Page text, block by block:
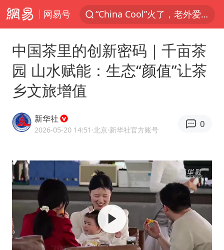
网易号
“China Cool”火了，老外爱上中国避暑游
浙江台州《告全体市民书》
伊斯兰版北约来了吗
陕西柞水泥石流已致2死 仍有1人失联
多所高校取消艺考
云南一地村民过火把节意外灼伤16人
店主称换“青海拉面”招牌后生意更好
上半年国内居民出游人次34.63亿
22岁女生独闯南太行失联12天
中国茶里的创新密码｜千亩茶
园 山水赋能：生态“颜值”让茶
乡文旅增值
新华社
2026-05-20 14:51 ·北京·新华社官方账号
0